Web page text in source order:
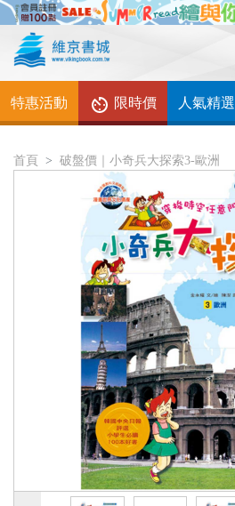
特惠活動 限時價 人氣精選
首頁 破盤價｜小奇兵大探索3-歐洲